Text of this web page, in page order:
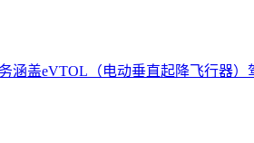
盖eVTOL（电动垂直起降飞行器